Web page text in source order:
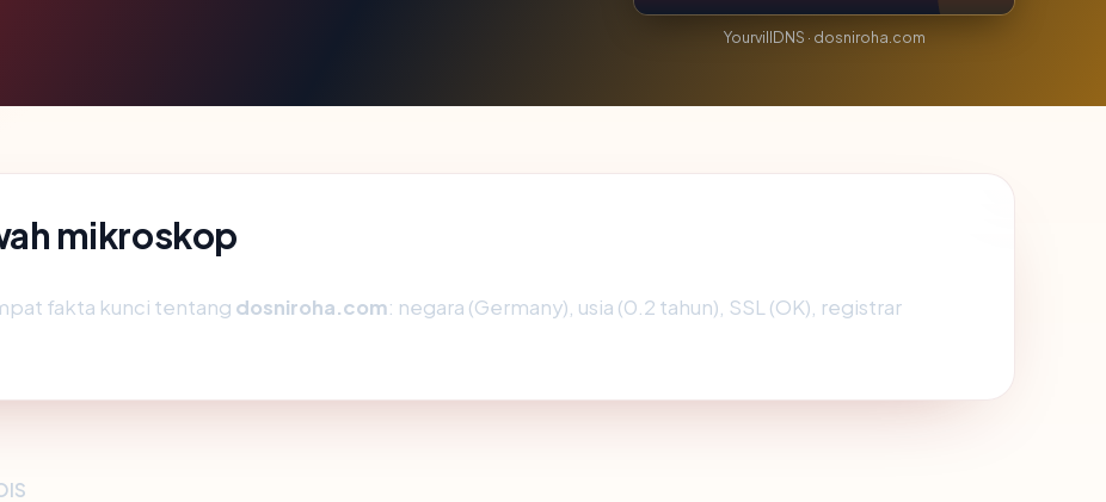
YourvillDNS · dosniroha.com
mikroskop
fakta kunci tentang dosniroha.com: negara (Germany), usia (0.2 tahun), SSL (OK), registrar